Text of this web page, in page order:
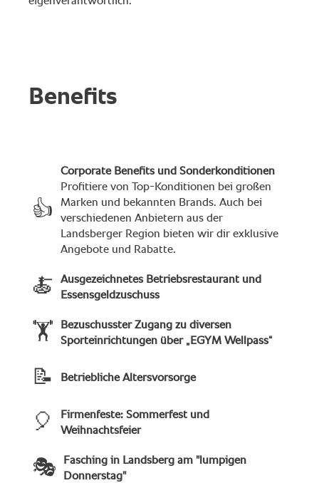
Benefits
👍
Corporate Benefits und Sonderkonditionen
Profitiere von Top-Konditionen bei großen
Marken und bekannten Brands. Auch bei
verschiedenen Anbietern aus der
Landsberger Region bieten wir dir exklusive
Angebote und Rabatte.
🍝
Ausgezeichnetes Betriebsrestaurant und
Essensgeldzuschuss
🏋
Bezuschusster Zugang zu diversen
Sporteinrichtungen über „EGYM Wellpass“
📝 Betriebliche Altersvorsorge
🎈
Firmenfeste: Sommerfest und
Weihnachtsfeier
🎭
Fasching in Landsberg am "lumpigen
Donnerstag"